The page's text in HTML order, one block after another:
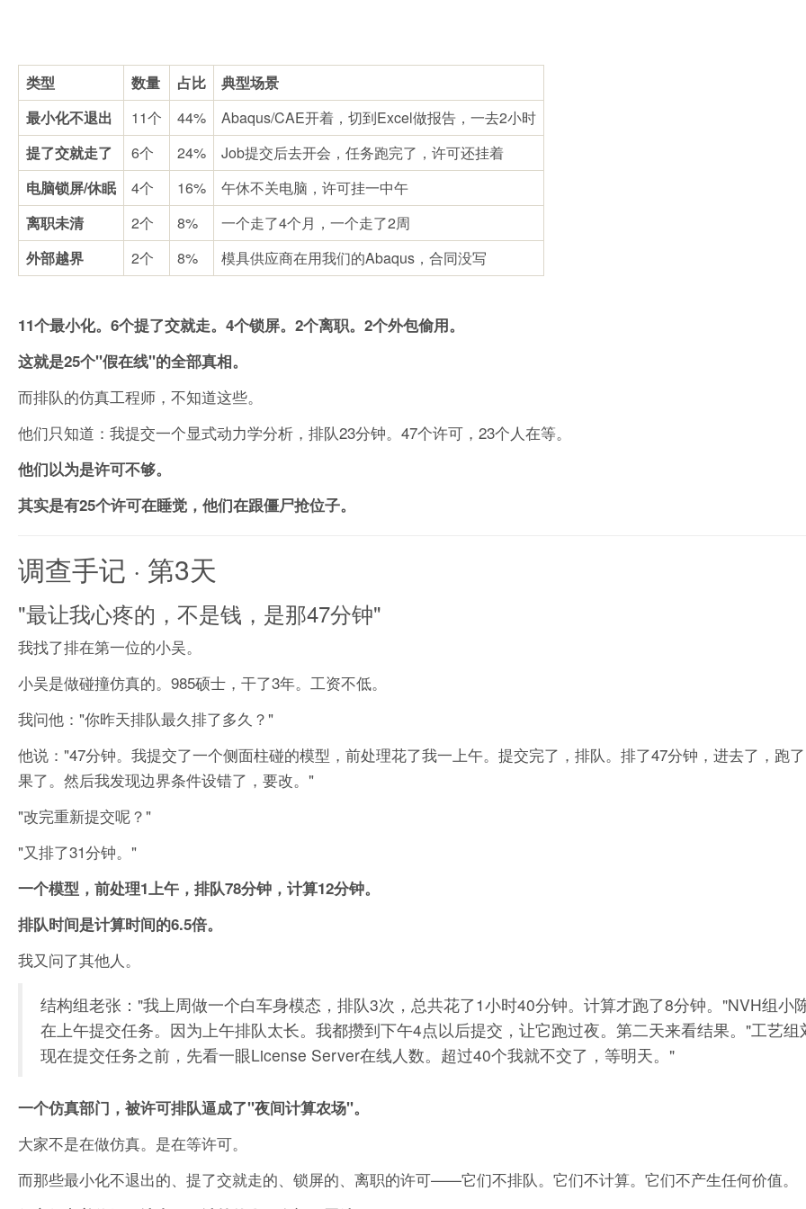
类型 数量 占比
典型场景
最小化不退出
11个 44%
Abaqus/CAE开着，切到Excel做报告，一去2小时
提了交就走了
6个 24%
Job提交后去开会，任务跑完了，许可还挂着
电脑锁屏/休眠
4个 16%
午休不关电脑，许可挂一中午
离职未清
2个 8%
一个走了4个月，一个走了2周
外部越界
2个 8% 模具供应商在用我们的Abaqus，合同没写
11个最小化。6个提了交就走。4个锁屏。2个离职。2个外包偷用。
这就是25个"假在线"的全部真相。
而排队的仿真工程师，不知道这些。
他们只知道：我提交一个显式动力学分析，排队23分钟。47个许可，23个人在等。
他们以为是许可不够。
其实是有25个许可在睡觉，他们在跟僵尸抢位子。
调查手记 · 第3天
"最让我心疼的，不是钱，是那47分钟"
我找了排在第一位的小吴。
小吴是做碰撞仿真的。985硕士，干了3年。工资不低。
我问他："你昨天排队最久排了多久？"
他说："47分钟。我提交了一个侧面柱碰的模型，前处理花了我一上午。提交完了，排队。排了47分钟，进去了，跑
果了。然后我发现边界条件设错了，要改。"
"改完重新提交呢？"
"又排了31分钟。"
一个模型，前处理1上午，排队78分钟，计算12分钟。
排队时间是计算时间的6.5倍。
我又问了其他人。
结构组老张："我上周做一个白车身模态，排队3次，总共花了1小时40分钟。计算才跑了8分钟。"NVH组小
在上午提交任务。因为上午排队太长。我都攒到下午4点以后提交，让它跑过夜。第二天来看结果。"工艺组
现在提交任务之前，先看一眼License Server在线人数。超过40个我就不交了，等明天。"
一个仿真部门，被许可排队逼成了"夜间计算农场"。
大家不是在做仿真。是在等许可。
而那些最小化不退出的、提了交就走的、锁屏的、离职的许可——它们不排队。它们不计算。它们不产生任何价值。